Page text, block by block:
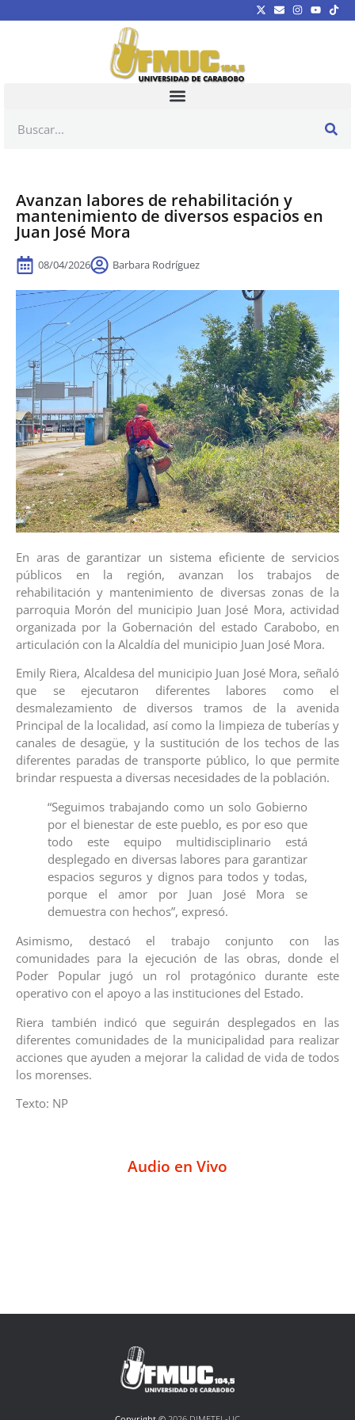
Avanzan labores de rehabilitación y
mantenimiento de diversos espacios en
Juan José Mora
08/04/2026 Barbara Rodríguez
En aras de garantizar un sistema eficiente de servicios
públicos en la región, avanzan los trabajos de
rehabilitación y mantenimiento de diversas zonas de la
parroquia Morón del municipio Juan José Mora, actividad
organizada por la Gobernación del estado Carabobo, en
articulación con la Alcaldía del municipio Juan José Mora.
Emily Riera, Alcaldesa del municipio Juan José Mora, señaló
que se ejecutaron diferentes labores como el
desmalezamiento de diversos tramos de la avenida
Principal de la localidad, así como la limpieza de tuberías y
canales de desagüe, y la sustitución de los techos de las
diferentes paradas de transporte público, lo que permite
brindar respuesta a diversas necesidades de la población.
“Seguimos trabajando como un solo Gobierno
por el bienestar de este pueblo, es por eso que
todo este equipo multidisciplinario está
desplegado en diversas labores para garantizar
espacios seguros y dignos para todos y todas,
porque el amor por Juan José Mora se
demuestra con hechos”, expresó.
Asimismo, destacó el trabajo conjunto con las
comunidades para la ejecución de las obras, donde el
Poder Popular jugó un rol protagónico durante este
operativo con el apoyo a las instituciones del Estado.
Riera también indicó que seguirán desplegados en las
diferentes comunidades de la municipalidad para realizar
acciones que ayuden a mejorar la calidad de vida de todos
los morenses.
Texto: NP
Audio en Vivo